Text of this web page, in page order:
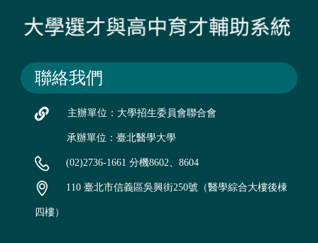
聯絡我們
主辦單位：大學招生委員會聯合會
承辦單位：臺北醫學大學
(02)2736-1661 分機8602、8604
110 臺北市信義區吳興街250號（醫學綜合大樓後棟
四樓）